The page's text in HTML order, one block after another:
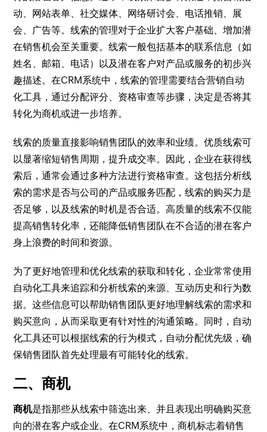
动、网站表单、社交媒体、网络研讨会、电话推销、展
会、广告等。线索的管理对于企业扩大客户基础、增加潜
在销售机会至关重要。线索一般包括基本的联系信息（如
姓名、邮箱、电话）以及潜在客户对产品或服务的初步兴
趣描述。在CRM系统中，线索的管理需要结合营销自动
化工具，通过分配评分、资格审查等步骤，决定是否将其
转化为商机或进一步培养。
线索的质量直接影响销售团队的效率和业绩。优质线索可
以显著缩短销售周期，提升成交率。因此，企业在获得线
索后，通常会通过多种方法进行资格审查。这包括分析线
索的需求是否与公司的产品或服务匹配，线索的购买力是
否足够，以及线索的时机是否合适。高质量的线索不仅能
提高销售转化率，还能降低销售团队在不合适的潜在客户
身上浪费的时间和资源。
为了更好地管理和优化线索的获取和转化，企业常常使用
自动化工具来追踪和分析线索的来源、互动历史和行为数
据。这些信息可以帮助销售团队更好地理解线索的需求和
购买意向，从而采取更有针对性的沟通策略。同时，自动
化工具还可以根据线索的行为模式，自动分配优先级，确
保销售团队首先处理最有可能转化的线索。
二、商机
商机是指那些从线索中筛选出来、并且表现出明确购买意
向的潜在客户或企业。在CRM系统中，商机标志着销售